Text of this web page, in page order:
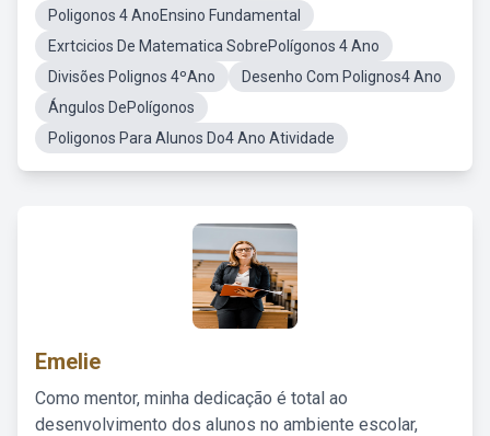
Poligonos 4 AnoEnsino Fundamental
Exrtcicios De Matematica SobrePolígonos 4 Ano
Divisões Polignos 4ºAno
Desenho Com Polignos4 Ano
Ángulos DePolígonos
Poligonos Para Alunos Do4 Ano Atividade
Emelie
Como mentor, minha dedicação é total ao
desenvolvimento dos alunos no ambiente escolar,